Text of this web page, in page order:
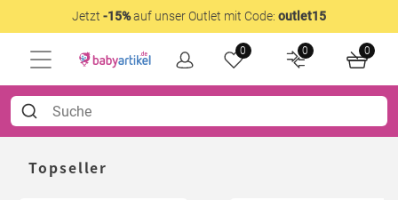
Jetzt -15%auf unser Outlet mit Code: outlet15
0 0 0
Topseller